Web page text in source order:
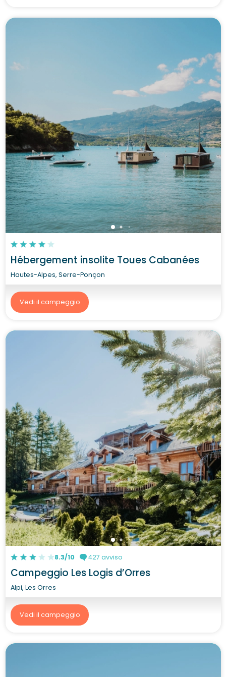
Hébergement insolite Toues Cabanées
Hautes-Alpes, Serre-Ponçon
Vedi il campeggio
8.3/10 427 avviso
Campeggio Les Logis d’Orres
Alpi, Les Orres
Vedi il campeggio